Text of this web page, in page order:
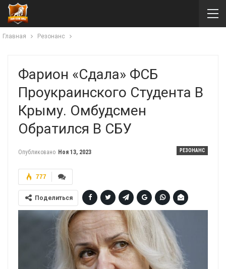
Главная Резонанс
Фарион «сдала» ФСБ
Проукраинского Студента В
Крыму. Омбудсмен
Обратился В СБУ
РЕЗОНАНС
Опубликовано Ноя 13, 2023
777
Поделиться